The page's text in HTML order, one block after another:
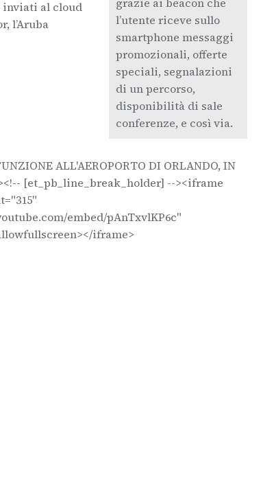
inviati al cloud
l’Aruba
l’utente riceve sullo
smartphone messaggi
promozionali, offerte
speciali, segnalazioni
di un percorso,
disponibilità di sale
conferenze, e così via.
ALL'AEROPORTO DI ORLANDO, IN
[et_pb_line_break_holder] --><iframe
embed/pAnTxvlKP6c"
iframe>